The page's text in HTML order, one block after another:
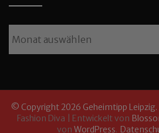
© Copyright 2026 Geheimtipp Leipzig
Fashion Diva | Entwickelt von
von WordPress.